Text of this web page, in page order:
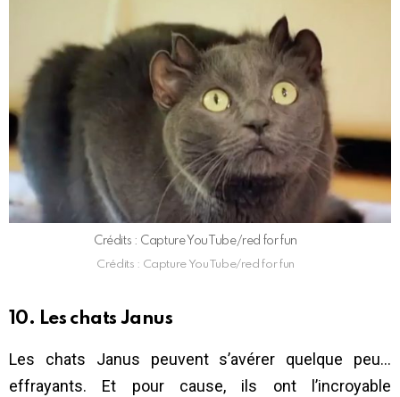
Crédits : Capture YouTube/red for fun
Crédits : Capture YouTube/red for fun
10. Les chats Janus
Les chats Janus peuvent s’avérer quelque peu…
effrayants. Et pour cause, ils ont l’incroyable